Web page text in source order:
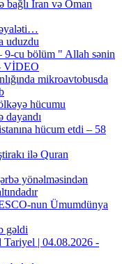
bağlı İran və Oman
uduzdu
cu bölüm " Allah sənin
VİDEO
mikroavtobusda
hücumu
dayandı
hücum etdi – 58
ilə Quran
yönəlməsindən
nun Ümumdünya
gəldi
| 04.08.2026 -